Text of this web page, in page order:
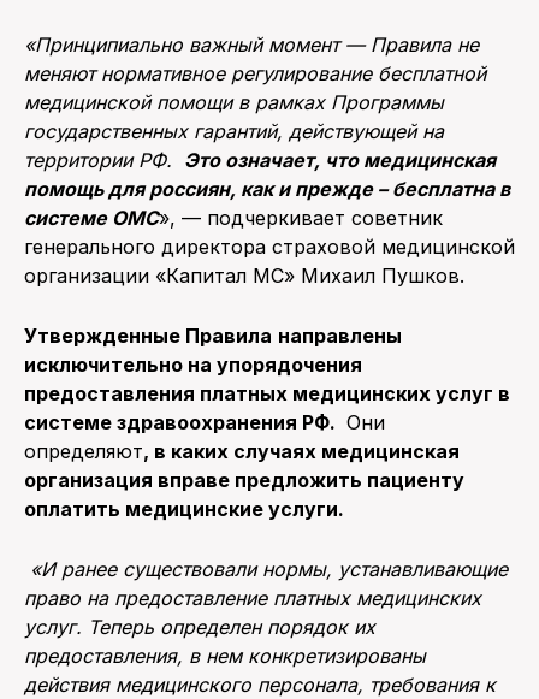
«Принципиально важный момент — Правила не
меняют нормативное регулирование бесплатной
медицинской помощи в рамках Программы
государственных гарантий, действующей на
территории РФ. Это означает, что медицинская
помощь для россиян, как и прежде – бесплатна в
системе ОМС», — подчеркивает советник
генерального директора страховой медицинской
организации «Капитал МС» Михаил Пушков.
Утвержденные Правила направлены
исключительно на упорядочения
предоставления платных медицинских услуг в
системе здравоохранения РФ. Они
определяют, в каких случаях медицинская
организация вправе предложить пациенту
оплатить медицинские услуги.
«И ранее существовали нормы, устанавливающие
право на предоставление платных медицинских
услуг. Теперь определен порядок их
предоставления, в нем конкретизированы
действия медицинского персонала, требования к